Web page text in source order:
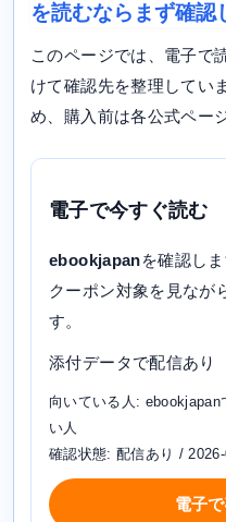
を読むならまず確認
このページでは、電子で
けて確認先を整理してい
め、購入前は各公式ペー
電子で今すぐ読む
ebookjapanを確認し
クーポン対象を見なが
す。
添付データで配信あり
向いている人: ebookjapan
い人
確認状態: 配信あり /
電子